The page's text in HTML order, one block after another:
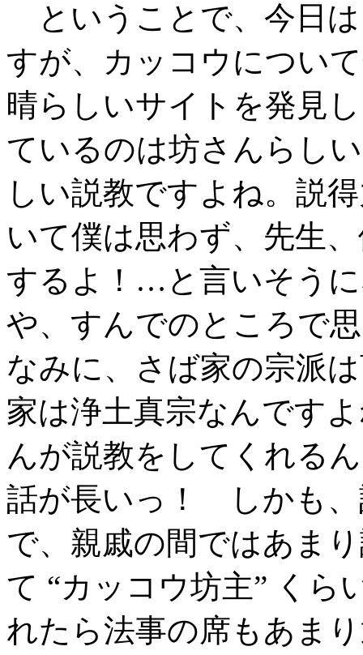
ということで、今日は
すが、カッコウについ
晴らしいサイトを発見
ているのは坊さんらし
しい説教ですよね。説
いて僕は思わず、先生
するよ！…と言いそう
や、すんでのところで
なみに、さば家の宗派
家は浄土真宗なんです
んが説教をしてくれる
話が長いっ！ しかも
で、親戚の間ではあま
て “カッコウ坊主” くら
れたら法事の席もあま